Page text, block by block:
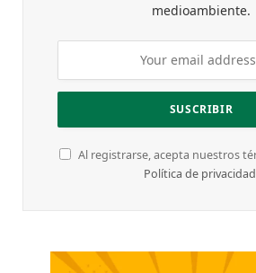
medioambiente.
Al registrarse, acepta nuestros
Política de privacidad